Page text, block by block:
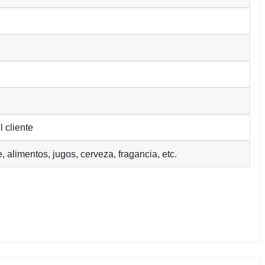
cliente
alimentos, jugos, cerveza, fragancia, etc.